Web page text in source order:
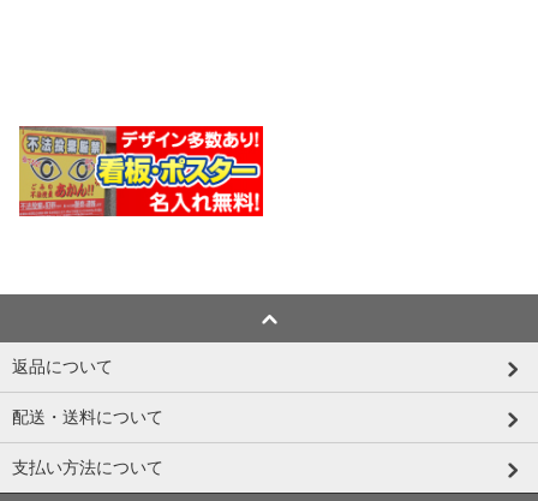
返品について
配送・送料について
支払い方法について